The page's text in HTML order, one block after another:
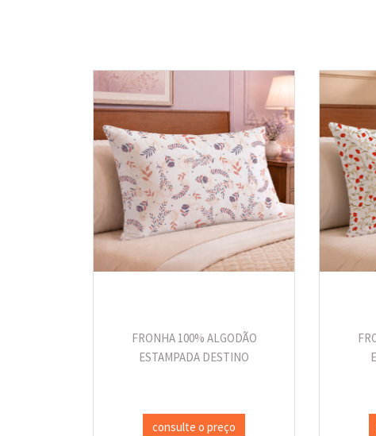
FRONHA 100% ALGODÃO
ESTAMPADA DESTINO
consulte o preço